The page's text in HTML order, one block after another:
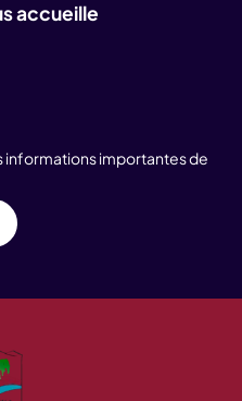
accueille
informations importantes de